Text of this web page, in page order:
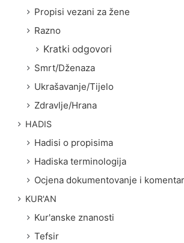
Propisi vezani za žene
Razno
Kratki odgovori
Smrt/Dženaza
Ukrašavanje/Tijelo
Zdravlje/Hrana
HADIS
Hadisi o propisima
Hadiska terminologija
Ocjena dokumentovanje i
KUR'AN
Kur'anske znanosti
Tefsir